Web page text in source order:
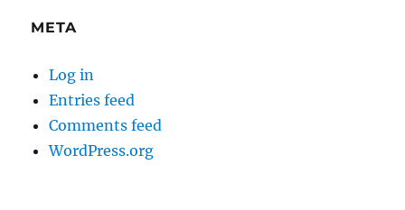
META
Log in
Entries feed
Comments feed
WordPress.org